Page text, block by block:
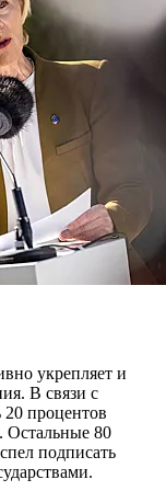
укрепляет и
В связи с
процентов
Остальные 80
подписать